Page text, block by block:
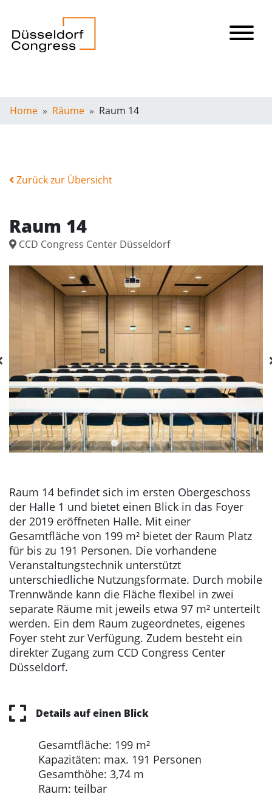
Home Räume Raum 14
Zurück zur Übersicht
Raum 14
CCD Congress Center Düsseldorf
Raum 14 befindet sich im ersten Obergeschoss
der Halle 1 und bietet einen Blick in das Foyer
der 2019 eröffneten Halle. Mit einer
Gesamtfläche von 199 m² bietet der Raum Platz
für bis zu 191 Personen. Die vorhandene
Veranstaltungstechnik unterstützt
unterschiedliche Nutzungsformate. Durch mobile
Trennwände kann die Fläche flexibel in zwei
separate Räume mit jeweils etwa 97 m² unterteilt
werden. Ein dem Raum zugeordnetes, eigenes
Foyer steht zur Verfügung. Zudem besteht ein
direkter Zugang zum CCD Congress Center
Düsseldorf.
Details auf einen Blick
Gesamtfläche: 199 m²
Kapazitäten: max. 191 Personen
Gesamthöhe: 3,74 m
Raum: teilbar